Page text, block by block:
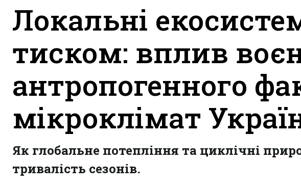
Локальні
тиском: вплив
антропогенного
мікроклімат
Як глобальне потепління та циклічні
тривалість сезонів.